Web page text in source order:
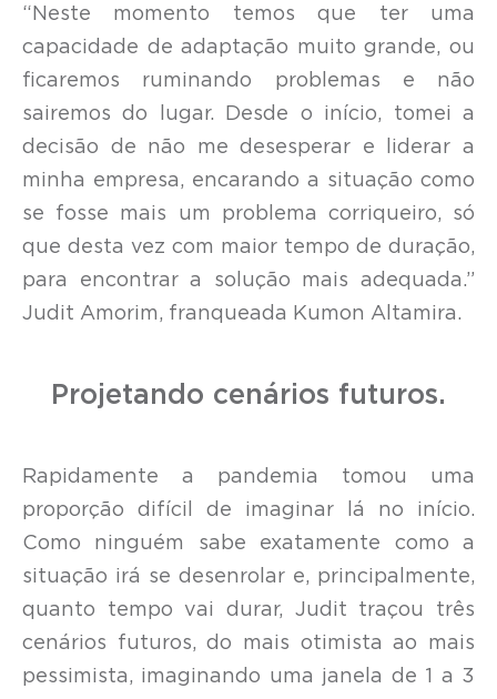
“Neste momento temos que ter uma
capacidade de adaptação muito grande, ou
ficaremos ruminando problemas e não
sairemos do lugar. Desde o início, tomei a
decisão de não me desesperar e liderar a
minha empresa, encarando a situação como
se fosse mais um problema corriqueiro, só
que desta vez com maior tempo de duração,
para encontrar a solução mais adequada.”
Judit Amorim, franqueada Kumon Altamira.
Projetando cenários futuros.
Rapidamente a pandemia tomou uma
proporção difícil de imaginar lá no início.
Como ninguém sabe exatamente como a
situação irá se desenrolar e, principalmente,
quanto tempo vai durar, Judit traçou três
cenários futuros, do mais otimista ao mais
pessimista, imaginando uma janela de 1 a 3